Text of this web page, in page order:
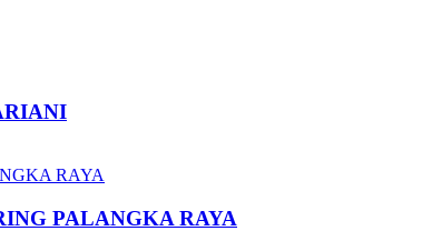
PALANGKA RAYA